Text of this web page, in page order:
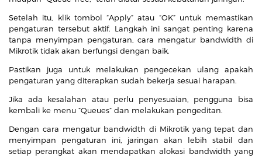
Setelah itu, klik tombol “Apply” atau “OK” untuk memastikan
pengaturan tersebut aktif. Langkah ini sangat penting karena
tanpa menyimpan pengaturan, cara mengatur bandwidth di
Mikrotik tidak akan berfungsi dengan baik.
Pastikan juga untuk melakukan pengecekan ulang apakah
pengaturan yang diterapkan sudah bekerja sesuai harapan.
Jika ada kesalahan atau perlu penyesuaian, pengguna bisa
kembali ke menu “Queues” dan melakukan pengeditan.
Dengan cara mengatur bandwidth di Mikrotik yang tepat dan
menyimpan pengaturan ini, jaringan akan lebih stabil dan
setiap perangkat akan mendapatkan alokasi bandwidth yang